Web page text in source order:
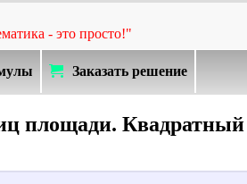
- это просто!"
Заказать решение
площади.